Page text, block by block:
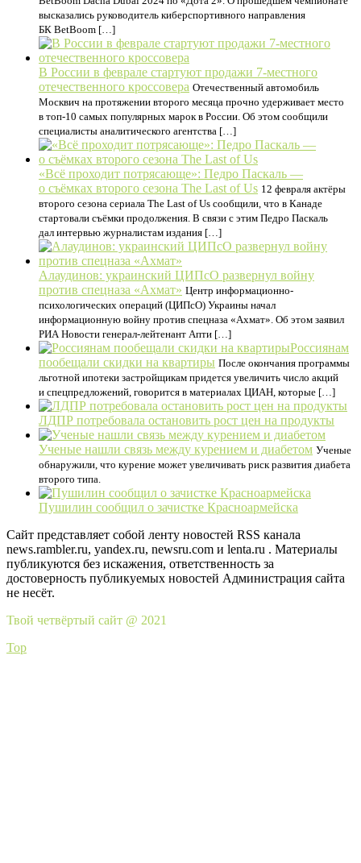
высказались руководитель киберспортивного направления
БК BetBoom […]
В России в феврале стартуют продажи 7-местного
отечественного кроссовера Отечественный автомобиль
Москвич на протяжении второго месяца прочно удерживает место
в топ-10 самых популярных марок в России. Об этом сообщили
специалисты аналитического агентства […]
«Всё проходит потрясающе»: Педро Паскаль —
о съёмках второго сезона The Last of Us 12 февраля актёры
второго сезона сериала The Last of Us сообщили, что в Канаде
стартовали съёмки продолжения. В связи с этим Педро Паскаль
дал интервью журналистам издания […]
Алаудинов: украинский ЦИПсО развернул войну
против спецназа «Ахмат» Центр информационно-
психологических операций (ЦИПсО) Украины начал
информационную войну против спецназа «Ахмат». Об этом заявил
РИА Новости генерал-лейтенант Апти […]
Россиянам
пообещали скидки на квартиры После окончания программы
льготной ипотеки застройщикам придется увеличить число акций
и спецпредложений, говорится в материалах ЦИАН, которые […]
ЛДПР потребовала остановить рост цен на продукты
Ученые нашли связь между курением и диабетом Ученые
обнаружили, что курение может увеличивать риск развития диабета
второго типа.
Пушилин сообщил о зачистке Красноармейска
Сайт представляет собой ленту новостей RSS канала
news.rambler.ru, yandex.ru, newsru.com и lenta.ru . Материалы
публикуются без искажения, ответственность за
достоверность публикуемых новостей Администрация сайта
не несёт.
Твой четвёртый сайт @ 2021
Top